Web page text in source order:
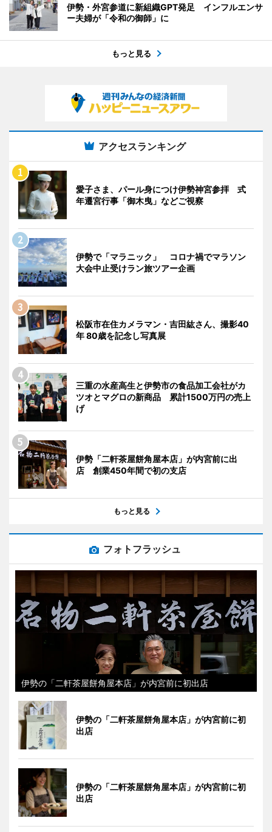
伊勢・外宮参道に新組織GPT発足 インフルエンサ
ー夫婦が「令和の御師」に
もっと見る
アクセスランキング
愛子さま、パール身につけ伊勢神宮参拝 式
年遷宮行事「御木曳」などご視察
伊勢で「マラニック」 コロナ禍でマラソン
大会中止受けラン旅ツアー企画
松阪市在住カメラマン・吉田紘さん、撮影40
年 80歳を記念し写真展
三重の水産高生と伊勢市の食品加工会社がカ
ツオとマグロの新商品 累計1500万円の売上
げ
伊勢「二軒茶屋餅角屋本店」が内宮前に出
店 創業450年間で初の支店
もっと見る
フォトフラッシュ
伊勢の「二軒茶屋餅角屋本店」が内宮前に初出店
伊勢の「二軒茶屋餅角屋本店」が内宮前に初
出店
伊勢の「二軒茶屋餅角屋本店」が内宮前に初
出店